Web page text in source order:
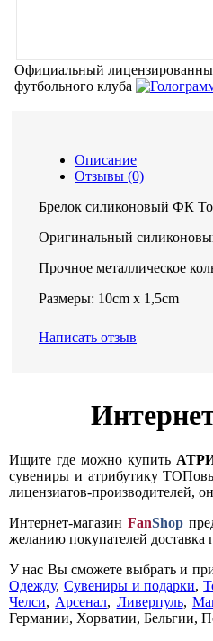
Официальный
футбольного клуба
Описание
Отзывы (0)
Брелок силиконовый ФК
Оригинальный
Прочное металлическое
Размеры: 10cm x 1,5cm
Написать отзыв
Ищите где можно купить
сувениры и атрибутику
лицензиатов-производителей,
Интернет-магазин FanShop
желанию покупателей доставка
У нас Вы сможете выбрать и
Одежду, Сувениры и подарки,
Челси, Арсенал, Ливерпуль,
Германии, Хорватии, Бельгии,